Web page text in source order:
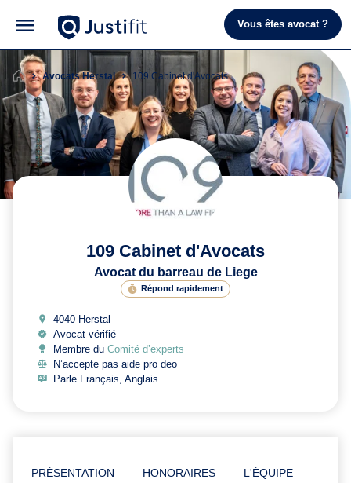
Vous êtes avocat ?
Avocats Herstal 109 Cabinet d'Avocats
109 Cabinet d'Avocats
Avocat du barreau de Liege
Répond rapidement
4040 Herstal
Avocat vérifié
Membre du Comité d’experts
N’accepte pas aide pro deo
Parle Français, Anglais
PRÉSENTATION HONORAIRES L'ÉQUIPE